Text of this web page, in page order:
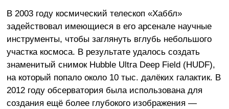
В 2003 году космический телескоп «Хаббл»
задействовал имеющиеся в его арсенале научные
инструменты, чтобы заглянуть вглубь небольшого
участка космоса. В результате удалось создать
знаменитый снимок Hubble Ultra Deep Field (HUDF),
на который попало около 10 тыс. далёких галактик. В
2012 году обсерватория была использована для
создания ещё более глубокого изображения —